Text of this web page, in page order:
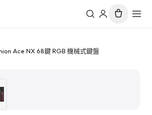
Ace NX 68鍵 RGB 機械式鍵盤